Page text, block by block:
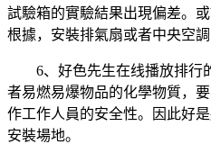
試驗箱的實驗結果出現偏差。
根據，安裝排氣扇或者中央空調
6、好色先生在线播放排行
者易燃易爆物品的化學物質，
作工作人員的安全性。因此好
安裝場地。